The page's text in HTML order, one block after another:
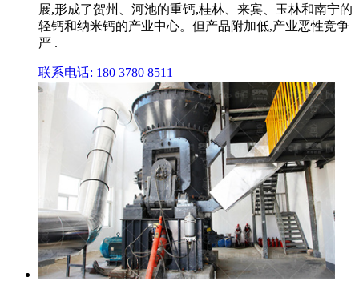
展,形成了贺州、河池的重钙,桂林、来宾、玉林和南宁的
轻钙和纳米钙的产业中心。但产品附加低,产业恶性竞争
严 .
联系电话: 180 3780 8511